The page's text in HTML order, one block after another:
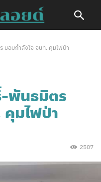
มอบกำลังใจ จนท. คุมไฟป่า
-พันธมิตร
มไฟป่า
2507